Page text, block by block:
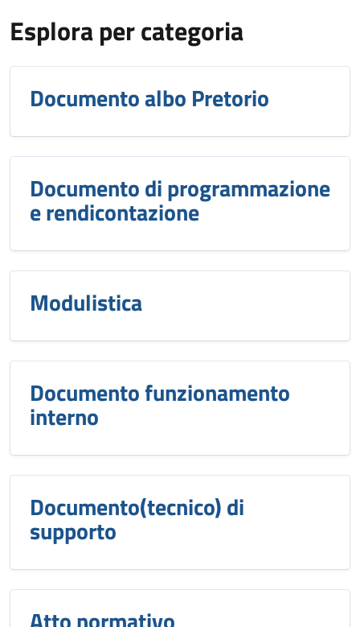
Esplora per categoria
Documento albo Pretorio
Documento di programmazione
e rendicontazione
Modulistica
Documento funzionamento
interno
Documento(tecnico) di
supporto